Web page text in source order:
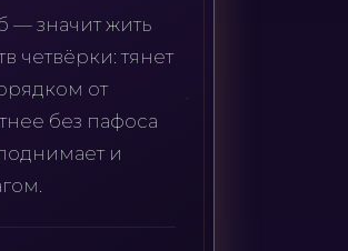
— значит жить
четвёрки: тянет
от
без пафоса
и